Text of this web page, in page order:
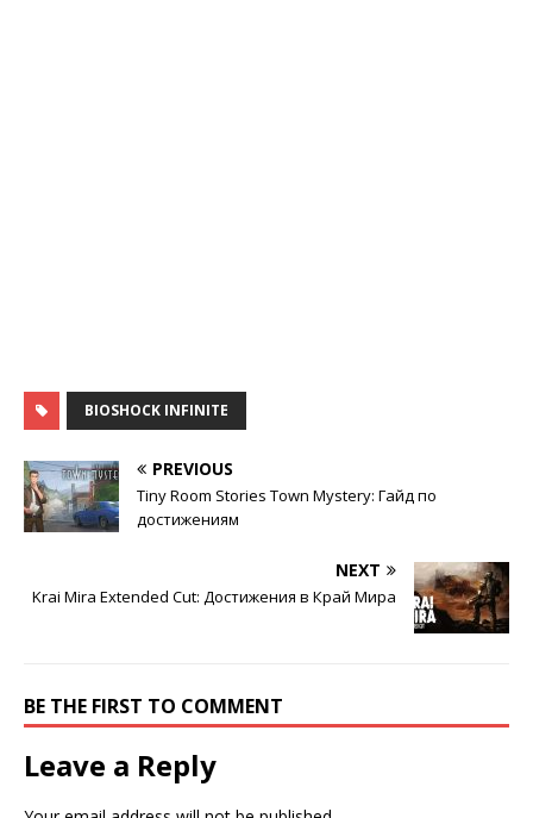
BIOSHOCK INFINITE
PREVIOUS
Tiny Room Stories Town Mystery: Гайд по
достижениям
NEXT
Krai Mira Extended Cut: Достижения в Край Мира
BE THE FIRST TO COMMENT
Leave a Reply